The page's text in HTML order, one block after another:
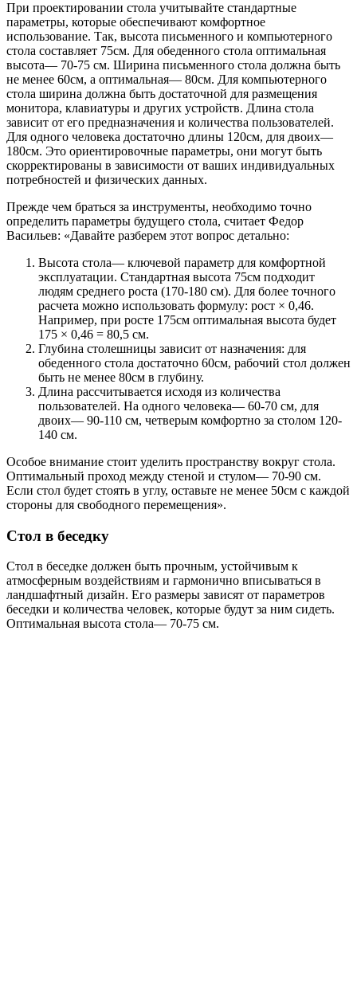
При проектировании стола учитывайте стандартные
параметры, которые обеспечивают комфортное
использование. Так, высота письменного и компьютерного
стола составляет 75см. Для обеденного стола оптимальная
высота— 70-75 см. Ширина письменного стола должна быть
не менее 60см, а оптимальная— 80см. Для компьютерного
стола ширина должна быть достаточной для размещения
монитора, клавиатуры и других устройств. Длина стола
зависит от его предназначения и количества пользователей.
Для одного человека достаточно длины 120см, для двоих—
180см. Это ориентировочные параметры, они могут быть
скорректированы в зависимости от ваших индивидуальных
потребностей и физических данных.
Прежде чем браться за инструменты, необходимо точно
определить параметры будущего стола, считает Федор
Васильев: «Давайте разберем этот вопрос детально:
Высота стола— ключевой параметр для комфортной
эксплуатации. Стандартная высота 75см подходит
людям среднего роста (170-180 см). Для более точного
расчета можно использовать формулу: рост × 0,46.
Например, при росте 175см оптимальная высота будет
175 × 0,46 = 80,5 см.
Глубина столешницы зависит от назначения: для
обеденного стола достаточно 60см, рабочий стол должен
быть не менее 80см в глубину.
Длина рассчитывается исходя из количества
пользователей. На одного человека— 60-70 см, для
двоих— 90-110 см, четверым комфортно за столом 120-
140 см.
Особое внимание стоит уделить пространству вокруг стола.
Оптимальный проход между стеной и стулом— 70-90 см.
Если стол будет стоять в углу, оставьте не менее 50см с каждой
стороны для свободного перемещения».
Стол в беседку
Стол в беседке должен быть прочным, устойчивым к
атмосферным воздействиям и гармонично вписываться в
ландшафтный дизайн. Его размеры зависят от параметров
беседки и количества человек, которые будут за ним сидеть.
Оптимальная высота стола— 70-75 см.